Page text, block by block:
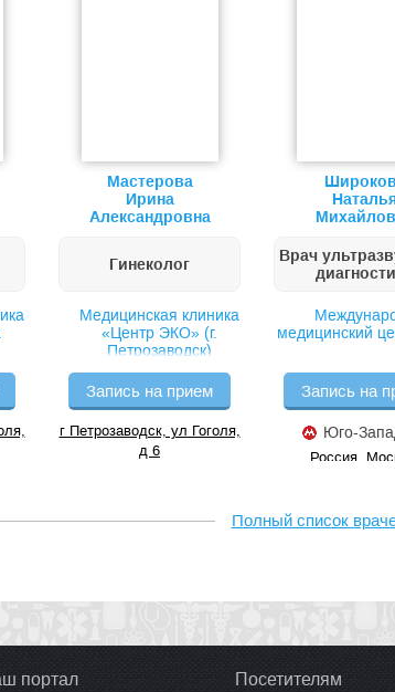
Мастерова
Ирина
Александровна
Гинеколог
Медицинская клиника
«Центр ЭКО» (г.
Петрозаводск)
Запись на прием
г Петрозаводск, ул Гоголя,
д 6
Врач
медицинский
Запись на
Юго-
Россия,
Полный список
портал Посетителям